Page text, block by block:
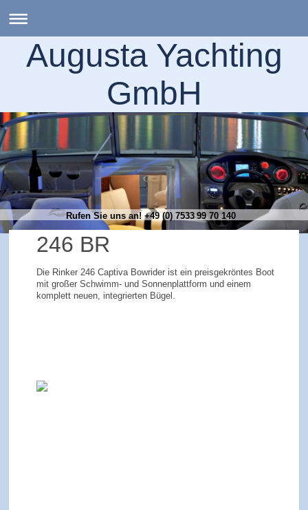
Augusta Yachting
GmbH
Rufen Sie uns an! +49 (0) 7533 99 70 140
246 BR
Die Rinker 246 Captiva Bowrider ist ein preisgekröntes Boot
mit großer Schwimm- und Sonnenplattform und einem
komplett neuen, integrierten Bügel.